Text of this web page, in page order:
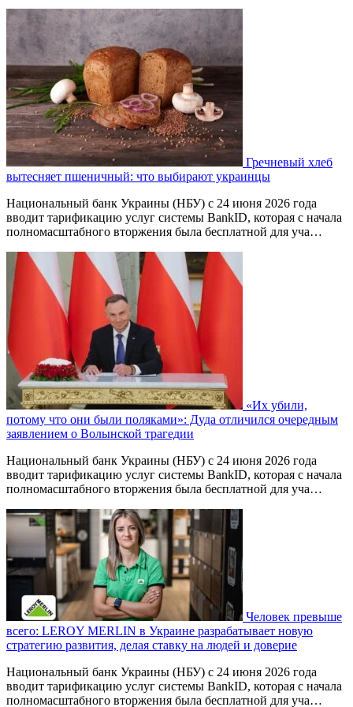
Гречневый хлеб
вытесняет пшеничный: что выбирают украинцы
Национальный банк Украины (НБУ) с 24 июня 2026 года
вводит тарификацию услуг системы BankID, которая с начала
полномасштабного вторжения была бесплатной для уча…
«Их убили,
потому что они были поляками»: Дуда отличился очередным
заявлением о Волынской трагедии
Национальный банк Украины (НБУ) с 24 июня 2026 года
вводит тарификацию услуг системы BankID, которая с начала
полномасштабного вторжения была бесплатной для уча…
Человек превыше
всего: LEROY MERLIN в Украине разрабатывает новую
стратегию развития, делая ставку на людей и доверие
Национальный банк Украины (НБУ) с 24 июня 2026 года
вводит тарификацию услуг системы BankID, которая с начала
полномасштабного вторжения была бесплатной для уча…